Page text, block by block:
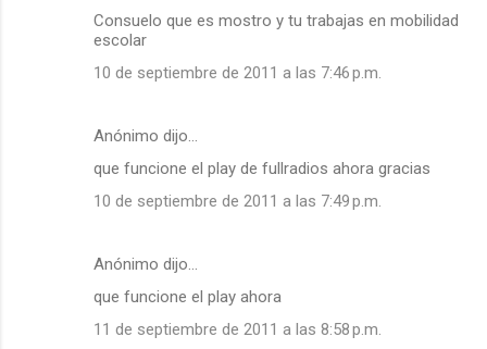
Consuelo que es mostro y tu trabajas en mobilidad
escolar
10 de septiembre de 2011 a las 7:46 p.m.
Anónimo dijo…
que funcione el play de fullradios ahora gracias
10 de septiembre de 2011 a las 7:49 p.m.
Anónimo dijo…
que funcione el play ahora
11 de septiembre de 2011 a las 8:58 p.m.